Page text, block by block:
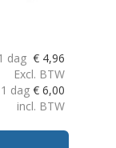
dag € 4,96
Excl. BTW
1 dag € 6,00
incl. BTW